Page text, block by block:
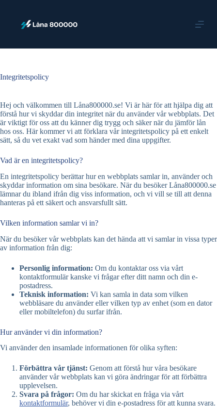
n
n
t
Integritetspolicy
Hej och välkommen till Låna800000.se! Vi är här för att hjälpa dig att
förstå hur vi skyddar din integritet när du använder vår webbplats. Det
är viktigt för oss att du känner dig trygg och säker när du jämför lån
hos oss. Här kommer vi att förklara vår integritetspolicy på ett enkelt
sätt, så du vet exakt vad som händer med dina uppgifter.
Vad är en integritetspolicy?
En integritetspolicy berättar hur en webbplats samlar in, använder och
skyddar information om sina besökare. När du besöker Låna800000.se
lämnar du ibland ifrån dig viss information, och vi vill se till att denna
hanteras på ett säkert och ansvarsfullt sätt.
Vilken information samlar vi in?
När du besöker vår webbplats kan det hända att vi samlar in vissa typer
av information från dig:
Personlig information: Om du kontaktar oss via vårt
kontaktformulär kanske vi frågar efter ditt namn och din e-
postadress.
Teknisk information: Vi kan samla in data som vilken
webbläsare du använder eller vilken typ av enhet (som en dator
eller mobiltelefon) du surfar ifrån.
Hur använder vi din information?
Vi använder den insamlade informationen för olika syften:
Förbättra vår tjänst: Genom att förstå hur våra besökare
använder vår webbplats kan vi göra ändringar för att förbättra
upplevelsen.
Svara på frågor: Om du har skickat en fråga via vårt
kontaktformulär, behöver vi din e-postadress för att kunna svara.